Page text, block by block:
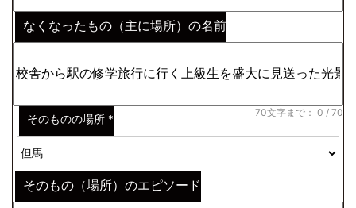
なくなったもの（主に場所）の名前
70文字まで： 0 / 70
そのものの場所 *
そのもの（場所）のエピソード